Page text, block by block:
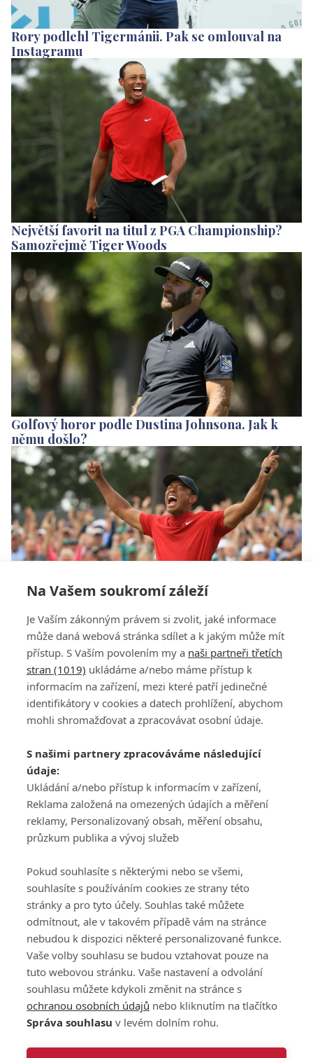
Na Vašem soukromí záleží
Je Vaším zákonným právem si zvolit, jaké informace
může daná webová stránka sdílet a k jakým může mít
přístup. S Vaším povolením my a naši partneři třetích
stran (1019) ukládáme a/nebo máme přístup k
informacím na zařízení, mezi které patří jedinečné
identifikátory v cookies a datech prohlížení, abychom
mohli shromažďovat a zpracovávat osobní údaje.
S našimi partnery zpracováváme následující
údaje:
Ukládání a/nebo přístup k informacím v zařízení,
Reklama založená na omezených údajích a měření
reklamy, Personalizovaný obsah, měření obsahu,
průzkum publika a vývoj služeb
Pokud souhlasíte s některými nebo se všemi,
souhlasíte s používáním cookies ze strany této
stránky a pro tyto účely. Souhlas také můžete
odmítnout, ale v takovém případě vám na stránce
nebudou k dispozici některé personalizované funkce.
Vaše volby souhlasu se budou vztahovat pouze na
tuto webovou stránku. Vaše nastavení a odvolání
souhlasu můžete kdykoli změnit na stránce s
ochranou osobních údajů nebo kliknutím na tlačítko
Správa souhlasu v levém dolním rohu.
Rory podlehl Tigermánii. Pak se omlouval na
Instagramu
Největší favorit na titul z PGA Championship?
Samozřejmě Tiger Woods
Golfový horor podle Dustina Johnsona. Jak k
němu došlo?
Efekt Tiger Woods. Jako když lidé přistáli na
měsíci, zní z PGA
Všeobecné obchodní
podmínky služby
GolfExtra.cz Premium
Podmínky zpracování
osobních údajů při
GolfExtra
Ceník GolfExtra.cz
Premium
Doporučené odkazy
ATV CZ, s.r.o.
140 00 Praha 4
Editor
Honza Fait
+420 723 898 969
fait@golfextra.cz
Obchod
Edita Hanušová
+420 724 150 784
hanusova@relmost.cz